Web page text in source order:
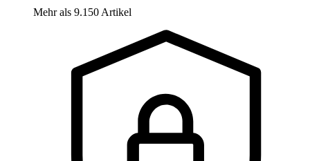
Mehr als 9.150 Artikel